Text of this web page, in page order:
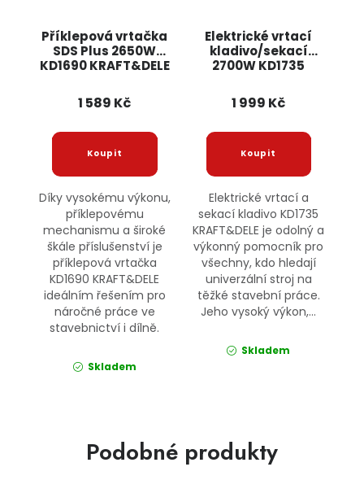
Příklepová vrtačka
SDS Plus 2650W
KD1690 KRAFT&DELE
1 589 Kč
Díky vysokému výkonu,
příklepovému
mechanismu a široké
škále příslušenství je
příklepová vrtačka
KD1690 KRAFT&DELE
ideálním řešením pro
náročné práce ve
stavebnictví i dílně.
Skladem
Elektrické vrtací
kladivo/sekací
2700W KD1735
1 999 Kč
Elektrické vrtací a
sekací kladivo KD1735
KRAFT&DELE je odolný a
výkonný pomocník pro
všechny, kdo hledají
univerzální stroj na
těžké stavební práce.
Jeho vysoký výkon,...
Skladem
Podobné produkty